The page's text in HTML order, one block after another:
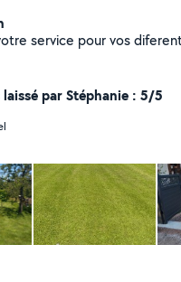
votre service pour vos
par Stéphanie : 5/5